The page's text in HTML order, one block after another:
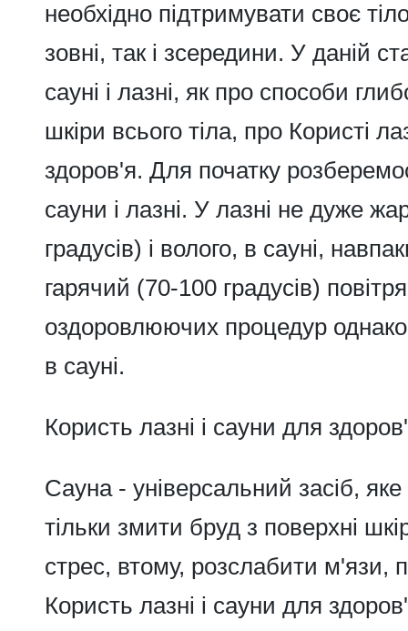
необхідно підтримувати своє
зовні, так і зсередини. У даній
сауні і лазні, як про способи
шкіри всього тіла, про Користі
здоров'я. Для початку
сауни і лазні. У лазні не дуже
градусів) і волого, в сауні,
гарячий (70-100 градусів)
оздоровлюючих процедур
в сауні.
Користь лазні і сауни для
Сауна - універсальний засіб,
тільки змити бруд з поверхні
стрес, втому, розслабити м'язи,
Користь лазні і сауни для